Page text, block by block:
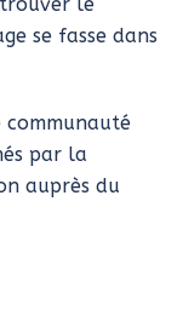
se fasse dans
communauté
par la
auprès du